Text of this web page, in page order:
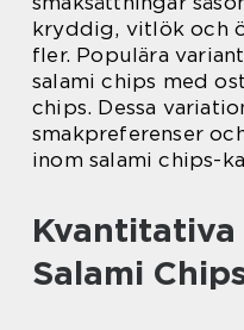
kryddig, vitlök och
fler. Populära
salami chips med
chips. Dessa
smakpreferenser
inom salami chips-
Salami